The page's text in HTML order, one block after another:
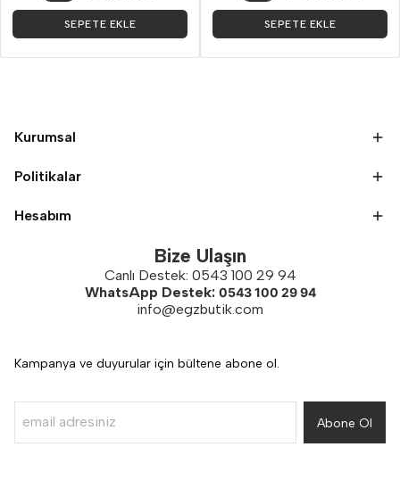
SEPETE EKLE SEPETE EKLE
Kurumsal
Politikalar
Hesabım
Bize Ulaşın
Canlı Destek: 0543 100 29 94
WhatsApp Destek: 0543 100 29 94
info@egzbutik.com
Kampanya ve duyurular için bültene abone ol.
Abone Ol